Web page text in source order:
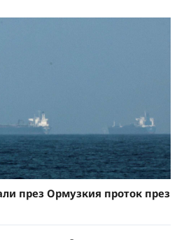
през Ормузкия проток през